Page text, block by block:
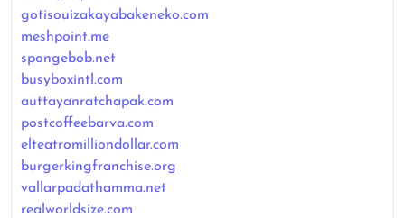
gotisouizakayabakeneko.com
meshpoint.me
spongebob.net
busyboxintl.com
auttayanratchapak.com
postcoffeebarva.com
elteatromilliondollar.com
burgerkingfranchise.org
vallarpadathamma.net
realworldsize.com